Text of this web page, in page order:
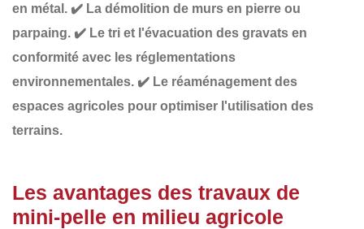
en métal. ✔️ La démolition de murs en pierre ou
parpaing. ✔️ Le tri et l'évacuation des gravats en
conformité avec les réglementations
environnementales. ✔️ Le réaménagement des
espaces agricoles pour optimiser l'utilisation des
terrains.
Les avantages des travaux de
mini-pelle en milieu agricole